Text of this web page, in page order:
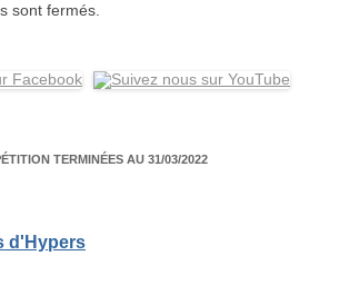
sont fermés.
TERMINÉES AU 31/03/2022
d'Hypers